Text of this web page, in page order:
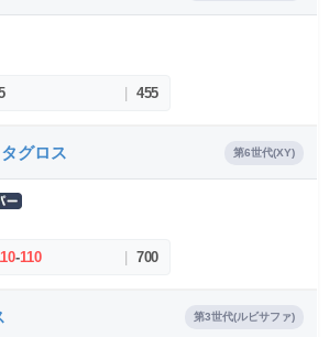
455
グロス 第6世代(XY)
-110 700
第3世代(ルビサファ)